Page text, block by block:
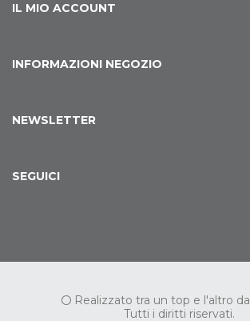
IL MIO ACCOUNT
INFORMAZIONI NEGOZIO
NEWSLETTER
SEGUICI
Realizzato tra un top e l'altro da
Tutti i diritti riservati.